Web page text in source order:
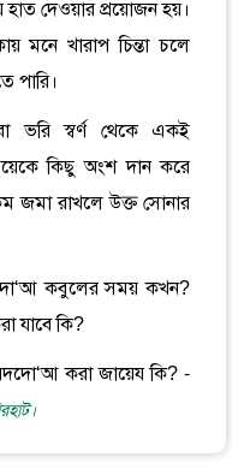
দেওয়ার প্রয়োজন হয়।
মনে খারাপ চিন্তা চলে
পারি।
ভরি স্বর্ণ থেকে একই
কিছু অংশ দান করে
জমা রাখলে উক্ত সোনার
কবুলের সময় কখন?
যাবে কি?
করা জায়েয কি? -